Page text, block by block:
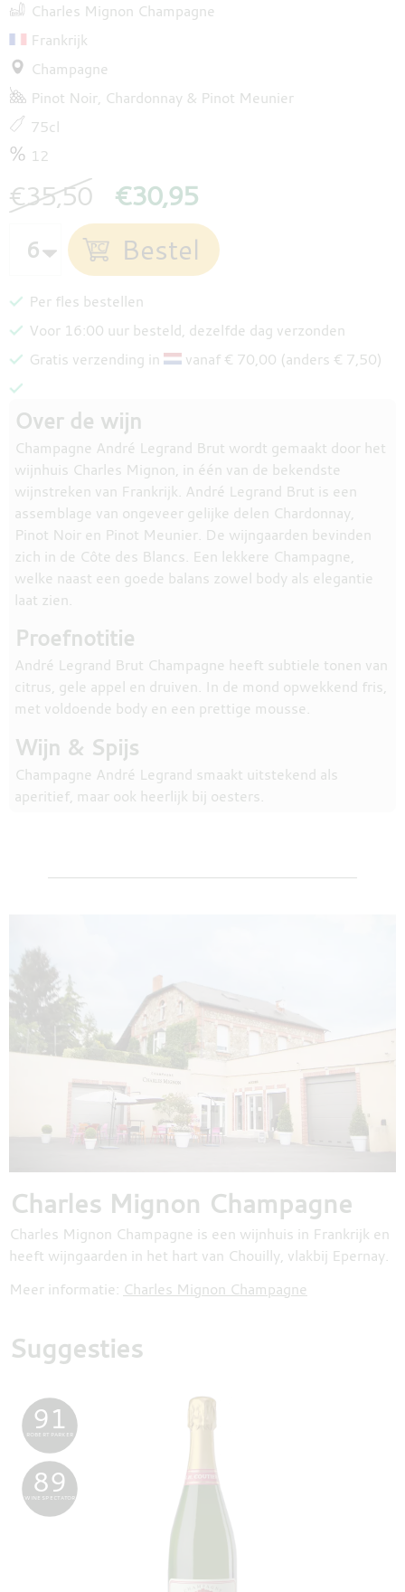
Charles Mignon Champagne
Frankrijk
Champagne
Pinot Noir Chardonnay
Pinot Meunier
75cl
12
€35,50 €30,95
Per fles bestellen
Voor 16:00 uur besteld, dezelfde dag verzonden
Gratis verzending in
vanaf € 70,00 (anders € 7,50)
Over de wijn
Champagne André Legrand Brut wordt gemaakt door het
wijnhuis Charles Mignon, in één van de bekendste
wijnstreken van Frankrijk. André Legrand Brut is een
assemblage van ongeveer gelijke delen Chardonnay,
Pinot Noir en Pinot Meunier. De wijngaarden bevinden
zich in de Côte des Blancs. Een lekkere Champagne,
welke naast een goede balans zowel body als elegantie
laat zien.
Proefnotitie
André Legrand Brut Champagne heeft subtiele tonen van
citrus, gele appel en druiven. In de mond opwekkend fris,
met voldoende body en een prettige mousse.
Wijn & Spijs
Champagne André Legrand smaakt uitstekend als
aperitief, maar ook heerlijk bij oesters.
Charles Mignon Champagne
Charles Mignon Champagne is een wijnhuis in Frankrijk en
heeft wijngaarden in het hart van Chouilly, vlakbij Epernay.
Meer informatie: Charles Mignon Champagne
Suggesties
91
ROBERT PARKER
89
WINE SPECTATOR